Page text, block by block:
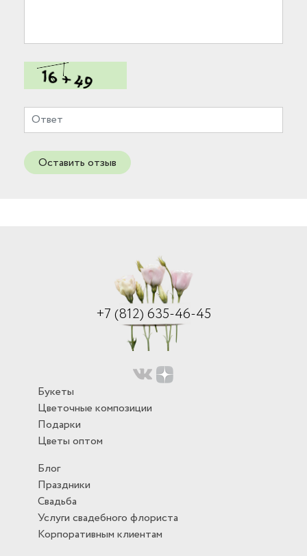
Оставить отзыв
+7 (812) 635-46-45
Букеты
Цветочные композиции
Подарки
Цветы оптом
Блог
Праздники
Свадьба
Услуги свадебного флориста
Корпоративным клиентам